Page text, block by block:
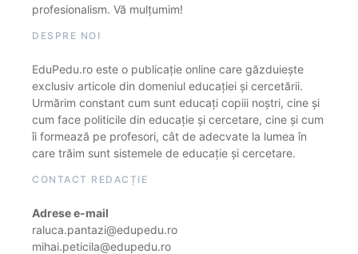
profesionalism. Vă mulțumim!
DESPRE NOI
EduPedu.ro este o publicație online care găzduiește
exclusiv articole din domeniul educației și cercetării.
Urmărim constant cum sunt educați copiii noștri, cine și
cum face politicile din educație și cercetare, cine și cum
îi formează pe profesori, cât de adecvate la lumea în
care trăim sunt sistemele de educație și cercetare.
CONTACT REDACȚIE
Adrese e-mail
raluca.pantazi@edupedu.ro
mihai.peticila@edupedu.ro